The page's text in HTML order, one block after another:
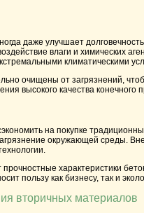
даже улучшает
влаги и химических
климатическими
очищены от загрязнений,
высокого качества конечного
на покупке
окружающей среды.
характеристики
пользу как бизнесу, так и
вторичных материалов